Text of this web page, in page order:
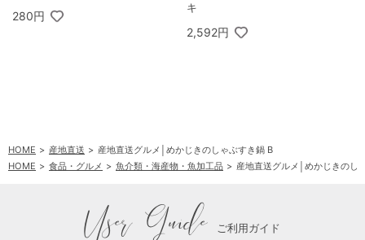
280円
キ
2,592円
HOME 産地直送
産地直送グルメ│めかじきのしゃぶすき鍋 B
HOME
食品・グルメ 魚介類・海産物・魚加工品 産地直送グルメ│めかじきのし
User Guide ご利用ガイド